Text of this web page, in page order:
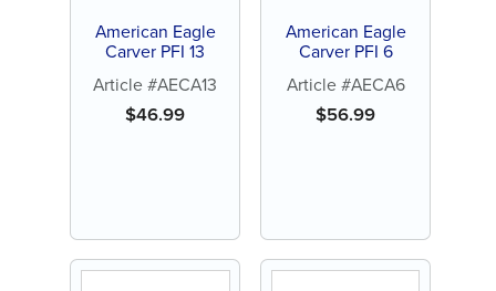
American Eagle
Carver PFI 13
Article #AECA13
$46.99
American Eagle
Carver PFI 6
Article #AECA6
$56.99